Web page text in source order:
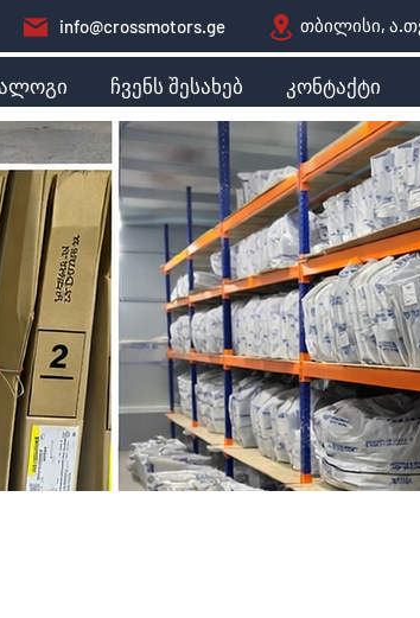
info@crossmotors.ge თბილისი,
ჩვენს შესახებ კონტაქტი